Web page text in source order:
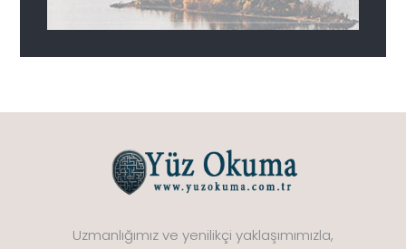
Uzmanlığımız ve yenilikçi yaklaşımımızla,